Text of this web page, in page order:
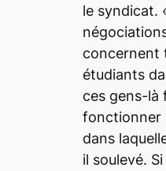
le syndicat.
concernent
étudiants
ces gens-là
fonctionner
dans
il soulevé.